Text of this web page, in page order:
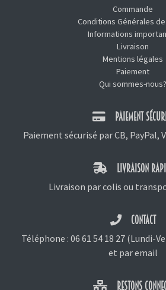
Commande
Conditions Générales
Informations
Livraison
Mentions légales
Paiement
Qui sommes-nous?
PAIEMENT
Paiement sécurisé par CB, PayPal,
LIVRAISON
Livraison par colis ou
CONTACT
Téléphone : 06 61 54 18 27(Lundi-
et par email
RESTONS